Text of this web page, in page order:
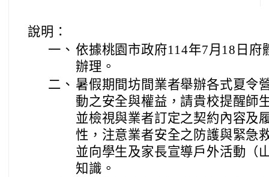
說明：
一、 依據桃園市政府114年7月18日府
辦理。
二、 暑假期間坊間業者舉辦各式夏令
動之安全與權益，請貴校提醒師
並檢視與業者訂定之契約內容及
性，注意業者安全之防護與緊急
並向學生及家長宣導戶外活動（
知識。